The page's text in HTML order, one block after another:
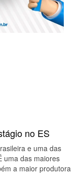
no ES
e uma das
uma das maiores
a maior produtora